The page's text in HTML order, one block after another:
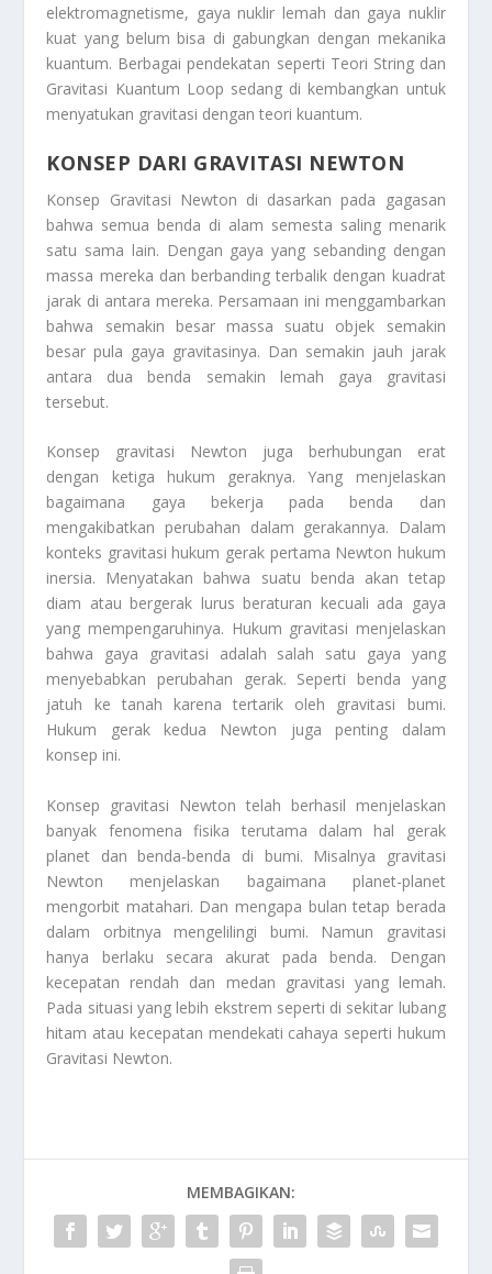
elektromagnetisme, gaya nuklir lemah dan gaya nuklir
kuat yang belum bisa di gabungkan dengan mekanika
kuantum. Berbagai pendekatan seperti Teori String dan
Gravitasi Kuantum Loop sedang di kembangkan untuk
menyatukan gravitasi dengan teori kuantum.
KONSEP DARI GRAVITASI NEWTON
Konsep Gravitasi Newton di dasarkan pada gagasan
bahwa semua benda di alam semesta saling menarik
satu sama lain. Dengan gaya yang sebanding dengan
massa mereka dan berbanding terbalik dengan kuadrat
jarak di antara mereka. Persamaan ini menggambarkan
bahwa semakin besar massa suatu objek semakin
besar pula gaya gravitasinya. Dan semakin jauh jarak
antara dua benda semakin lemah gaya gravitasi
tersebut.
Konsep gravitasi Newton juga berhubungan erat
dengan ketiga hukum geraknya. Yang menjelaskan
bagaimana gaya bekerja pada benda dan
mengakibatkan perubahan dalam gerakannya. Dalam
konteks gravitasi hukum gerak pertama Newton hukum
inersia. Menyatakan bahwa suatu benda akan tetap
diam atau bergerak lurus beraturan kecuali ada gaya
yang mempengaruhinya. Hukum gravitasi menjelaskan
bahwa gaya gravitasi adalah salah satu gaya yang
menyebabkan perubahan gerak. Seperti benda yang
jatuh ke tanah karena tertarik oleh gravitasi bumi.
Hukum gerak kedua Newton juga penting dalam
konsep ini.
Konsep gravitasi Newton telah berhasil menjelaskan
banyak fenomena fisika terutama dalam hal gerak
planet dan benda-benda di bumi. Misalnya gravitasi
Newton menjelaskan bagaimana planet-planet
mengorbit matahari. Dan mengapa bulan tetap berada
dalam orbitnya mengelilingi bumi. Namun gravitasi
hanya berlaku secara akurat pada benda. Dengan
kecepatan rendah dan medan gravitasi yang lemah.
Pada situasi yang lebih ekstrem seperti di sekitar lubang
hitam atau kecepatan mendekati cahaya seperti hukum
Gravitasi Newton.
MEMBAGIKAN: